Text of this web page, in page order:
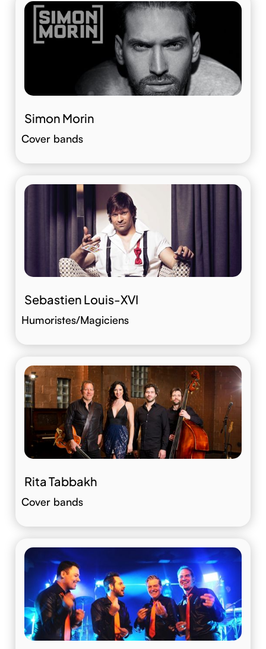
Simon Morin
Cover bands
Sebastien Louis-XVI
Humoristes/Magiciens
Rita Tabbakh
Cover bands